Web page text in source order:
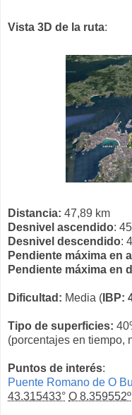
Vista 3D de la ruta:
Distancia: 47,89 km
Desnivel ascendido:
Desnivel descendido:
Pendiente máxima en
Pendiente máxima en
Dificultad: Media ( IBP:
Tipo de superficies:
(porcentajes en tiempo,
Puntos de interés:
Puente Romano de O
43.315433° O 8.359552º